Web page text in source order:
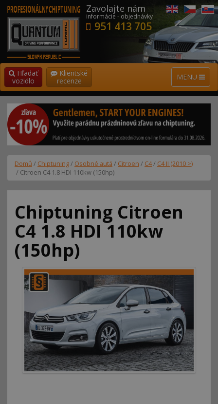
Zavolajte nám
informácie - objednávky
951 413 705
MENU
Hľadať
vozidlo
Klientské
recenze
Domů / Chiptuning/ Osobné autá / Citroen / C4/ C4 II (2010 >)
/ Citroen C4 1.8 HDI 110kw (150hp)
Chiptuning Citroen
C4 1.8 HDI 110kw
(150hp)